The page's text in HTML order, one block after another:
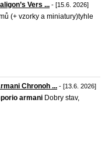
Vers ... - [15.6. 2026]
(+ vzorky a miniatury)tyhle
Chronoh ... - [13.6. 2026]
armani Dobry stav,